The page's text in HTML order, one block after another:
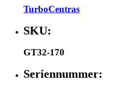
TurboCentras
SKU:
GT32-170
Seriennummer: